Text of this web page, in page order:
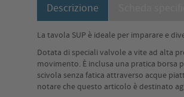
Descrizione
La tavola SUP è ideale per imparare e
Dotata di speciali valvole a vite ad alta
movimento. È inclusa una pratica borsa
scivola senza fatica attraverso acque
notare che questo articolo è destinato